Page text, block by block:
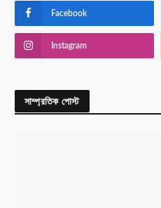
Facebook
Instagram
সাম্প্রতিক পোস্ট